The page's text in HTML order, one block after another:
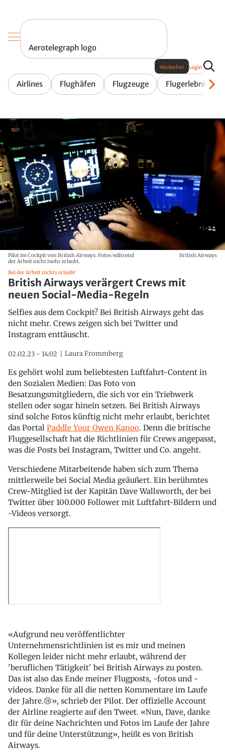
Aerotelegraph logo
Airlines Flughäfen Flugzeuge Flugerlebnis
Werbefrei Login
Pilot im Cockpit von British Airways: Fotos während
der Arbeit nicht mehr erlaubt.
British Airways
Bei der Arbeit nichts erlaubt
British Airways verärgert Crews mit
neuen Social-Media-Regeln
Selfies aus dem Cockpit? Bei British Airways geht das
nicht mehr. Crews zeigen sich bei Twitter und
Instagram enttäuscht.
02.02.23 - 14:02 Laura Frommberg
Es gehört wohl zum beliebtesten Luftfahrt-Content in
den Sozialen Medien: Das Foto von
Besatzungsmitgliedern, die sich vor ein Triebwerk
stellen oder sogar hinein setzen. Bei British Airways
sind solche Fotos künftig nicht mehr erlaubt, berichtet
das Portal Paddle Your Owen Kanoo. Denn die britische
Fluggesellschaft hat die Richtlinien für Crews angepasst,
was die Posts bei Instagram, Twitter und Co. angeht.
Verschiedene Mitarbeitende haben sich zum Thema
mittlerweile bei Social Media geäußert. Ein berühmtes
Crew-Mitglied ist der Kapitän Dave Wallsworth, der bei
Twitter über 100.000 Follower mit Luftfahrt-Bildern und
-Videos versorgt.
«Aufgrund neu veröffentlichter
Unternehmensrichtlinien ist es mir und meinen
Kollegen leider nicht mehr erlaubt, während der
'beruflichen Tätigkeit' bei British Airways zu posten.
Das ist also das Ende meiner Flugposts, -fotos und -
videos. Danke für all die netten Kommentare im Laufe
der Jahre.😢», schrieb der Pilot. Der offizielle Account
der Airline reagierte auf den Tweet. «Nun, Dave, danke
dir für deine Nachrichten und Fotos im Laufe der Jahre
und für deine Unterstützung», heißt es von British
Airways.